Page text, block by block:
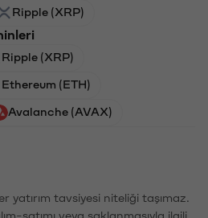
Ripple (XRP)
Ripple (XRP)
Ethereum (ETH)
Avalanche (AVAX)
yatırım tavsiyesi niteliği taşımaz.
satımı veya saklanmasıyla ilgili